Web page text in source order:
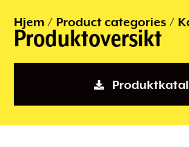
Hjem / Product categories /
Produktoversikt